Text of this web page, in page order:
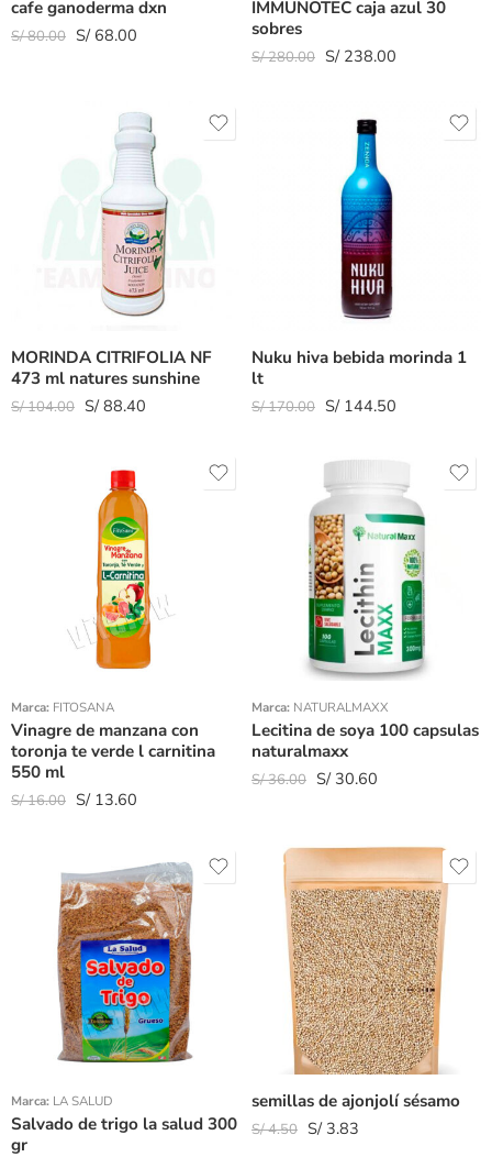
cafe ganoderma dxn
S/80.00 S/68.00
IMMUNOTEC caja azul 30
sobres
S/280.00 S/238.00
MORINDA CITRIFOLIA NF
473 ml natures sunshine
S/104.00 S/88.40
Nuku hiva bebida morinda 1
lt
S/170.00 S/144.50
Marca: FITOSANA
Vinagre de manzana con
toronja te verde l carnitina
550 ml
S/16.00 S/13.60
Marca: NATURALMAXX
Lecitina de soya 100 capsulas
naturalmaxx
S/36.00 S/30.60
Marca: LA SALUD
Salvado de trigo la salud 300
gr
semillas de ajonjolí sésamo
S/4.50 S/3.83